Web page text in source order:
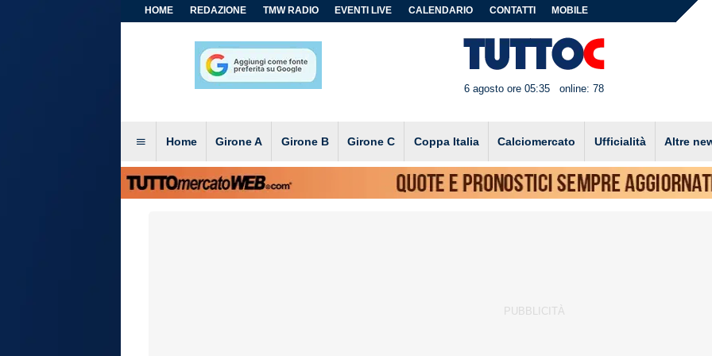
HOME REDAZIONE TMW RADIO EVENTI LIVE CALENDARIO CONTATTI MOBILE
6 agosto ore 05:35 online: 78
Home Girone A Girone B Girone C Coppa Italia Calciomercato Ufficialità Altre